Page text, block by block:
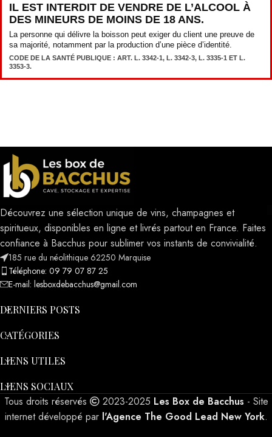
IL EST INTERDIT DE VENDRE DE L’ALCOOL À
DES MINEURS DE MOINS DE 18 ANS.
La personne qui délivre la boisson peut exiger du client une preuve de
sa majorité, notamment par la production d’une pièce d’identité.
CODE DE LA SANTÉ PUBLIQUE : ART. L. 3342-1, L. 3342-3, L. 3335-1 ET L.
3353-3.
Découvrez une sélection unique de vins, champagnes et
spiritueux, disponibles en ligne et livrés partout en France. Faites
confiance à Bacchus pour sublimer vos instants de convivialité.
185 rue du néolithique 62250 Marquise
Téléphone: 09 79 07 87 25
E-mail: lesboxdebacchus@gmail.com
DERNIERS POSTS
CATÉGORIES
LIENS UTILES
LIENS SOCIAUX
Tous droits réservés 2023-2025 Les Box de Bacchus - Site
internet développé par l'Agence The Good Lead New York.